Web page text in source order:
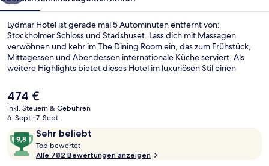
Lydmar Hotel ist gerade mal 5 Autominuten entfernt von:
Stockholmer Schloss und Stadshuset. Lass dich mit Massagen
verwöhnen und kehr im The Dining Room ein, das zum Frühstück,
Mittagessen und Abendessen internationale Küche serviert. Als
weitere Highlights bietet dieses Hotel im luxuriösen Stil einen
Personal und das Frühstück erhalten tolle Bewertungen von
anderen Reisenden. Die Unterkunft ist nur einen kurzen Fußmarsch
von den öffentlichen Verkehrsmitteln entfernt: Zur U-Bahn läuft
man 5 Minuten (T-Bana-Station Kungsträdgården) bzw. 9 Minuten
(Straßenbahnhaltestelle Nybroplan).
Der
aktuelle
Preis
474 €.
474 €
inkl. Steuern & Gebühren
6. Sept.–7. Sept.
Bewertungen
Sehr beliebt
9,8
von
10,
Top bewertet
o
Alle 782 Bewertungen anzeigen